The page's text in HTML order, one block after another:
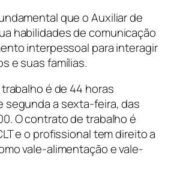
que o Auxiliar de
habilidades de comunicação
interpessoal para interagir
e suas famílias.
é de 44 horas
segunda a sexta-feira, das
O contrato de trabalho é
e o profissional tem direito a
vale-alimentação e vale-